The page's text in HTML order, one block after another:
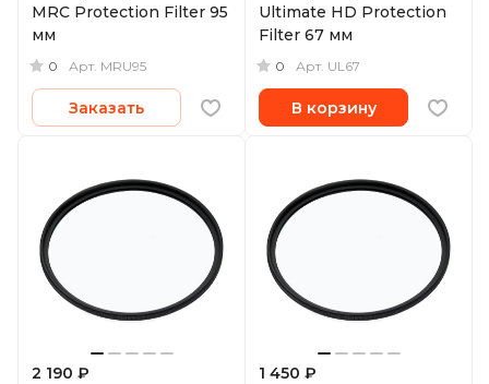
MRC Protection Filter 95
мм
0 Арт. MRU95
Заказать
Ultimate HD Protection
Filter 67 мм
0 Арт. UL67
В корзину
2 190 ₽
1 450 ₽